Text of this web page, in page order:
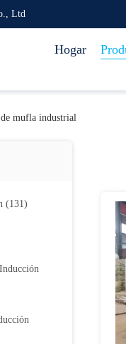
Ltd
Hogar
mufla industrial
(131)